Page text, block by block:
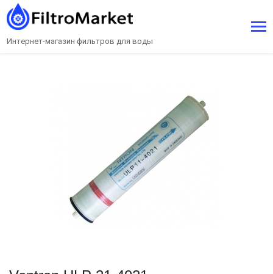
Интернет-магазин фильтров для воды